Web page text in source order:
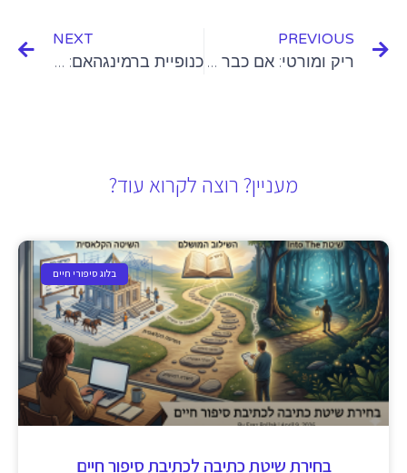
PREVIOUS
ריק ומורטי: אם כבר גאונות אז עד הסוף
NEXT
כנופיית ברמינגהאם: הצד השני של הסופרנוס
מעניין? רוצה לקרוא עוד?
בלוג סיפורי חיים
בחירת שיטת כתיבה לכתיבת סיפור חיים